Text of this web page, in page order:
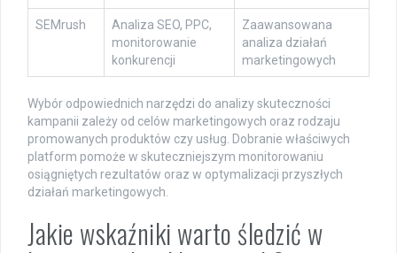
SEMrush
Analiza SEO, PPC,
monitorowanie
konkurencji
Zaawansowana
analiza działań
marketingowych
Wybór odpowiednich narzędzi do analizy skuteczności
kampanii zależy od celów marketingowych oraz rodzaju
promowanych produktów czy usług. Dobranie właściwych
platform pomoże w skuteczniejszym monitorowaniu
osiągniętych rezultatów oraz w optymalizacji przyszłych
działań marketingowych.
Jakie wskaźniki warto śledzić w